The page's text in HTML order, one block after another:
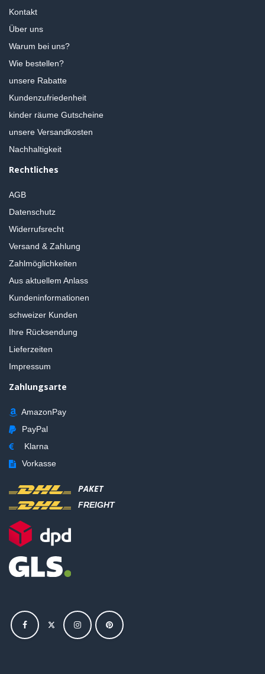
Kontakt
Über uns
Warum bei uns?
Wie bestellen?
unsere Rabatte
Kundenzufriedenheit
kinder räume Gutscheine
unsere Versandkosten
Nachhaltigkeit
Rechtliches
AGB
Datenschutz
Widerrufsrecht
Versand & Zahlung
Zahlmöglichkeiten
Aus aktuellem Anlass
Kundeninformationen
schweizer Kunden
Ihre Rücksendung
Lieferzeiten
Impressum
Zahlungsarte
AmazonPay
PayPal
Klarna
Vorkasse
PAKET
FREIGHT